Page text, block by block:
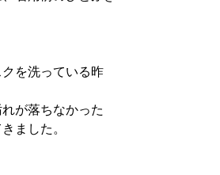
を洗っている昨
が落ちなかった
ました。